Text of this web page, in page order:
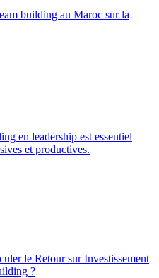
building au Maroc sur la
en leadership est essentiel
et productives.
le Retour sur Investissement
?